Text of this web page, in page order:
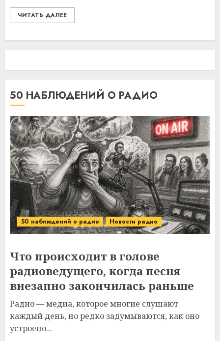
ЧИТАТЬ ДАЛЕЕ
50 НАБЛЮДЕНИЙ О РАДИО
50 наблюдений о радио Новости радио
Что происходит в голове
радиоведущего, когда песня
внезапно закончилась раньше
Радио — медиа, которое многие слушают
каждый день, но редко задумываются, как оно
устроено...